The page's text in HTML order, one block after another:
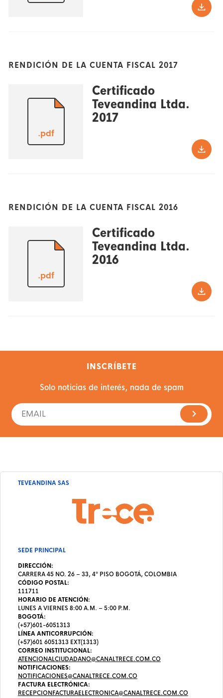
RENDICIÓN DE LA CUENTA FISCAL 2017
.pdf
Certificado
Teveandina Ltda.
2017
RENDICIÓN DE LA CUENTA FISCAL 2016
.pdf
Certificado
Teveandina Ltda.
2016
INSCRÍBETE
Solo noticias de interés, nada de spam
TEVEANDINA SAS
SEDE PRINCIPAL
DIRECCIÓN:
CARRERA 45 NO. 26 – 33, 4º PISO BOGOTÁ, COLOMBIA
CÓDIGO POSTAL:
111711
HORARIO DE ATENCIÓN:
LUNES A VIERNES 8:00 A.M. – 5:00 P.M.
BOGOTÁ:
(+57)601-6051313
LÍNEA ANTICORRUPCIÓN:
(+57)601 6051313 EXT(1313)
CORREO INSTITUCIONAL:
ATENCIONALCIUDADANO@CANALTRECE.COM.CO
NOTIFICACIONES:
NOTIFICACIONES@CANALTRECE.COM.CO
FACTURA ELECTRÓNICA:
RECEPCIONFACTURAELECTRONICA@CANALTRECE.COM.CO